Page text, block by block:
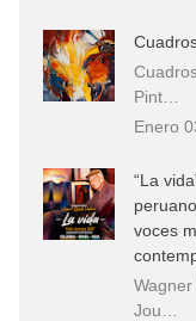
Pint…
Enero
“La
voces
Jou…